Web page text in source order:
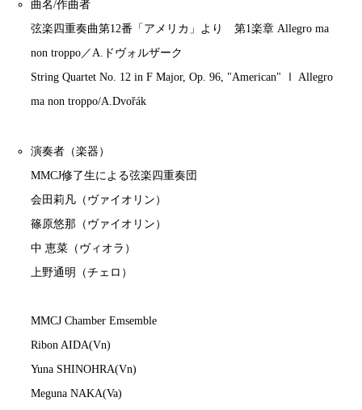
曲名/作曲者
弦楽四重奏曲第12番「アメリカ」より 第1楽章 Allegro ma
non troppo／A.ドヴォルザーク
String Quartet No. 12 in F Major, Op. 96, "American" Ⅰ Allegro
ma non troppo/A.Dvořák
演奏者（楽器）
MMCJ修了生による弦楽四重奏団
会田莉凡（ヴァイオリン）
篠原悠那（ヴァイオリン）
中 恵菜（ヴィオラ）
上野通明（チェロ）
MMCJ Chamber Emsemble
Ribon AIDA(Vn)
Yuna SHINOHRA(Vn)
Meguna NAKA(Va)